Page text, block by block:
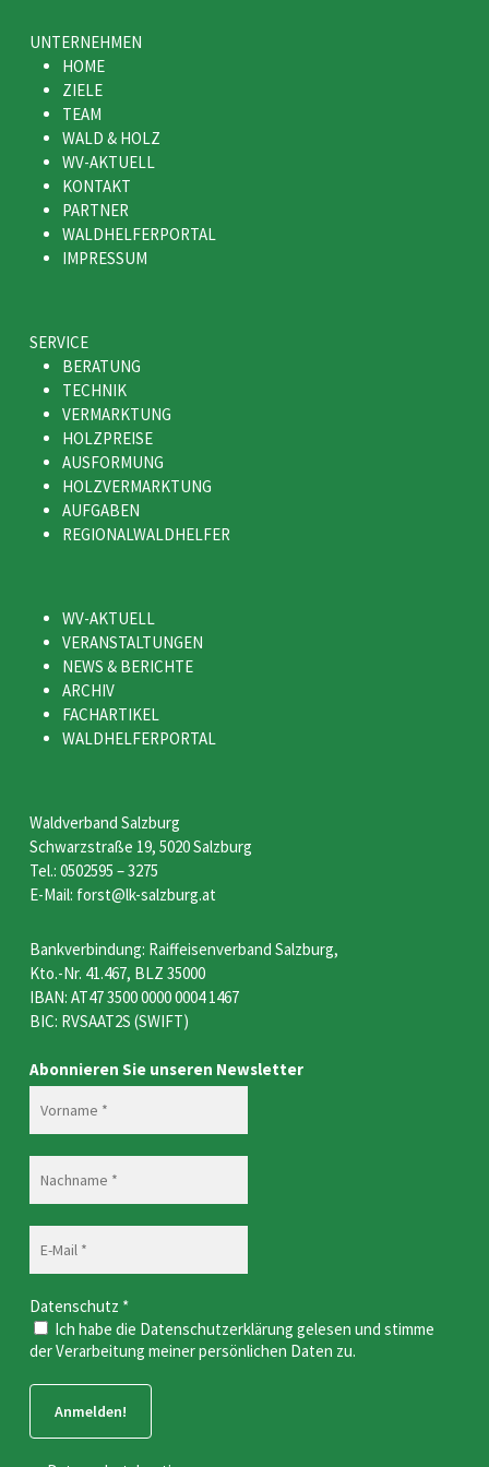
UNTERNEHMEN
HOME
ZIELE
TEAM
WALD & HOLZ
WV-AKTUELL
KONTAKT
PARTNER
WALDHELFERPORTAL
IMPRESSUM
SERVICE
BERATUNG
TECHNIK
VERMARKTUNG
HOLZPREISE
AUSFORMUNG
HOLZVERMARKTUNG
AUFGABEN
REGIONALWALDHELFER
WV-AKTUELL
VERANSTALTUNGEN
NEWS & BERICHTE
ARCHIV
FACHARTIKEL
WALDHELFERPORTAL
Waldverband Salzburg
Schwarzstraße 19, 5020 Salzburg
Tel.: 0502595 – 3275
E-Mail: forst@lk-salzburg.at
Bankverbindung: Raiffeisenverband Salzburg,
Kto.-Nr. 41.467, BLZ 35000
IBAN: AT47 3500 0000 0004 1467
BIC: RVSAAT2S (SWIFT)
Abonnieren Sie unseren Newsletter
Datenschutz *
Ich habe die Datenschutzerklärung gelesen und stimme
der Verarbeitung meiner persönlichen Daten zu.